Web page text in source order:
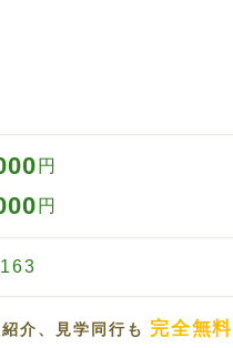
円
円
介、見学同行も 完全無料